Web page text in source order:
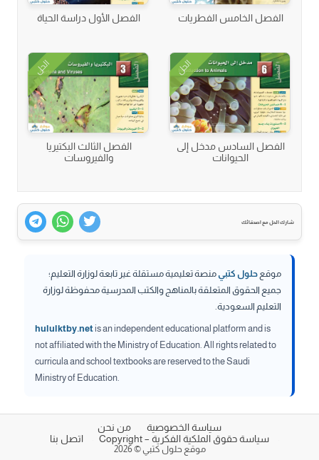
الفصل الخامس الفطريات الفصل الأول دراسة الحياة
الحل
الفصل السادس مدخل إلى
الحيوانات
الحل
الفصل الثالث البكتيريا
والفيروسات
شارك الحل مع اصدقائك
موقع حلول كتبيمنصة تعليمية مستقلة غير تابعة لوزارة التعليم؛
جميع الحقوق المتعلقة بالمناهج والكتب المدرسية محفوظة لوزارة
التعليم السعودية.
hululktby.netis an independent educational platform and is
not affiliated with the Ministry of Education. All rights related to
curricula and school textbooks are reserved to the Saudi
Ministry of Education.
سياسة الخصوصية
من نحن
سياسة حقوق الملكية الفكرية – Copyright
اتصل بنا
موقع حلول كتبي © 2026